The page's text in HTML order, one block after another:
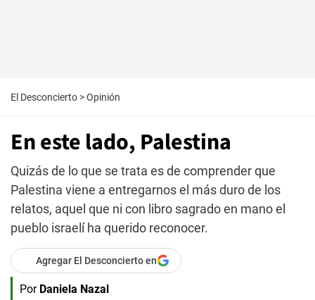
El Desconcierto >Opinión
En este lado, Palestina
Quizás de lo que se trata es de comprender que
Palestina viene a entregarnos el más duro de los
relatos, aquel que ni con libro sagrado en mano el
pueblo israelí ha querido reconocer.
Agregar El Desconcierto en
Por Daniela Nazal